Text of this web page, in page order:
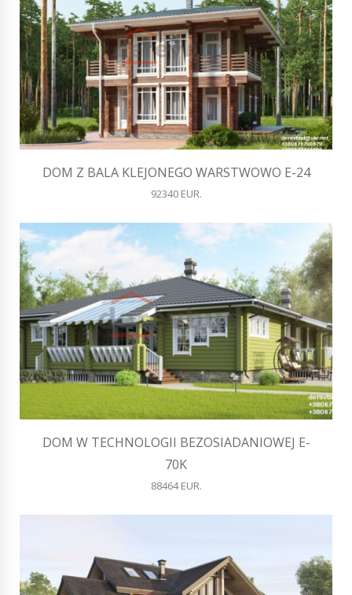
DOM Z BALA KLEJONEGO WARSTWOWO E-24
92340 EUR.
DOM W TECHNOLOGII BEZOSIADANIOWEJ E-
70K
88464 EUR.